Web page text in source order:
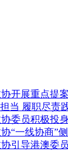
开展重点提
担当 履职尽
委员积极投
“一线协商”
引导港澳委